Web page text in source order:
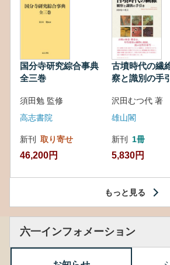
国分寺研究綜合事典
全三巻
須田勉 監修
高志書院
新刊 取り寄せ
46,200円
古墳時代の繊
察と識別の手
沢田むつ代 著
雄山閣
新刊 1冊
5,830円
もっと見る
六一インフォメーション